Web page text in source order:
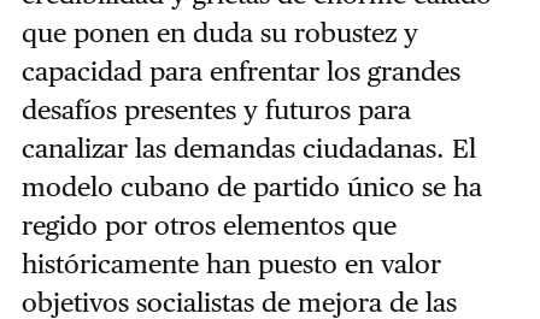
que ponen en duda su robustez y
capacidad para enfrentar los grandes
desafíos presentes y futuros para
canalizar las demandas ciudadanas. El
modelo cubano de partido único se ha
regido por otros elementos que
históricamente han puesto en valor
objetivos socialistas de mejora de las